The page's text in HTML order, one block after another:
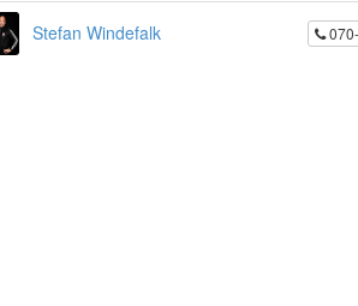
Stefan Windefalk